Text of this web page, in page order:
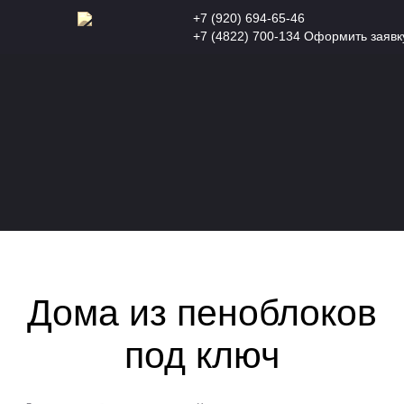
+7 (920) 694-65-46
+7 (4822) 700-134 Оформить
Дома из пеноблоков
под ключ